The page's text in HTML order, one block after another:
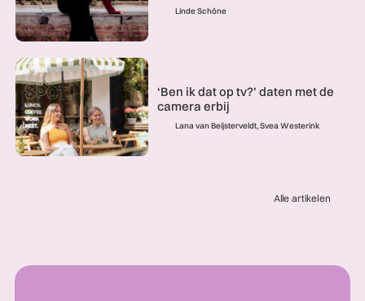
Linde Schöne
‘Ben ik dat op tv?’ daten met de
camera erbij
Lana van Beijsterveldt, Svea Westerink
Alle artikelen